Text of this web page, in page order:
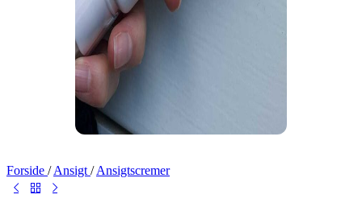
Forside / Ansigt / Ansigtscremer